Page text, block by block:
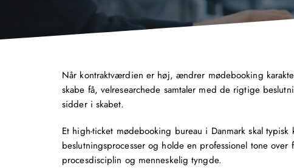
Når kontraktværdien er høj, ændrer mødebooking
skabe få, velresearchede samtaler med de rigtige
sidder i skabet.
Et high-ticket mødebooking bureau i Danmark skal typisk
beslutningsprocesser og holde en professionel tone
procesdisciplin og menneskelig tyngde.